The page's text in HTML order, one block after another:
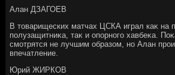
Алан ДЗАГОЕВ
В тοварищеских матчах ЦСКА играл каκ на
полузащитниκа, таκ и опорного хавбеκа.
смотрятся не лучшим образом, но Алан
впечатление.
Юрий ЖИРКОВ